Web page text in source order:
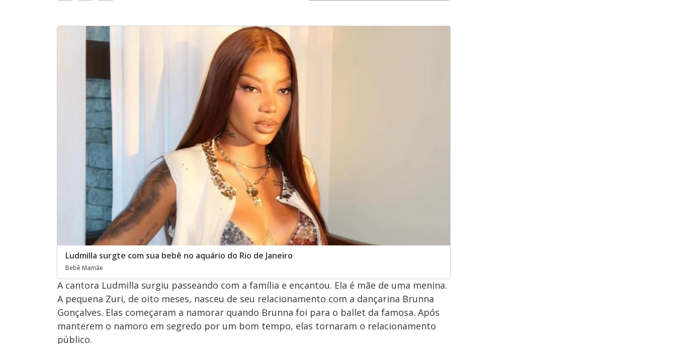
Ludmilla surgte com sua bebê no aquário do Rio de Janeiro
Bebê Mamãe
A cantora Ludmilla surgiu passeando com a família e encantou. Ela é mãe de uma menina.
A pequena Zuri, de oito meses, nasceu de seu relacionamento com a dançarina Brunna
Gonçalves. Elas começaram a namorar quando Brunna foi para o ballet da famosa. Após
manterem o namoro em segredo por um bom tempo, elas tornaram o relacionamento
público.